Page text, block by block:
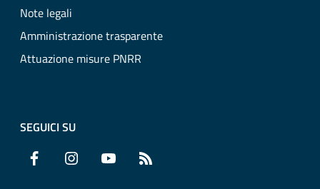
Note legali
Amministrazione trasparente
Attuazione misure PNRR
SEGUICI SU
Facebook Instagram YouTube